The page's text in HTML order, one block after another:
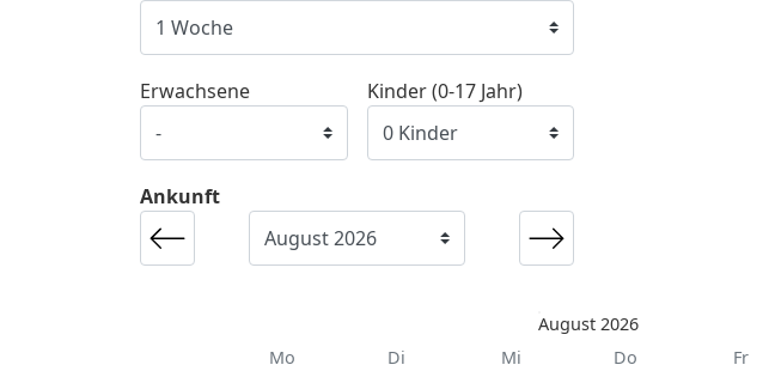
Ankunft
August 2026
Mo
Di Mi Do Fr
Erwachsene Kinder (0-17 Jahr)